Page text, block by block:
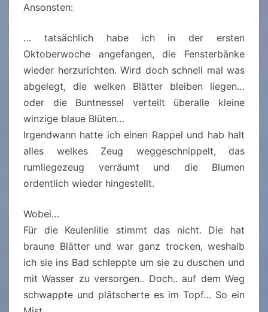
Ansonsten:
… tatsächlich habe ich in der ersten
Oktoberwoche angefangen, die Fensterbänke
wieder herzurichten. Wird doch schnell mal was
abgelegt, die welken Blätter bleiben liegen…
oder die Buntnessel verteilt überalle kleine
winzige blaue Blüten…
Irgendwann hatte ich einen Rappel und hab halt
alles welkes Zeug weggeschnippelt, das
rumliegezeug verräumt und die Blumen
ordentlich wieder hingestellt.
Wobei…
Für die Keulenlilie stimmt das nicht. Die hat
braune Blätter und war ganz trocken, weshalb
ich sie ins Bad schleppte um sie zu duschen und
mit Wasser zu versorgen.. Doch.. auf dem Weg
schwappte und plätscherte es im Topf… So ein